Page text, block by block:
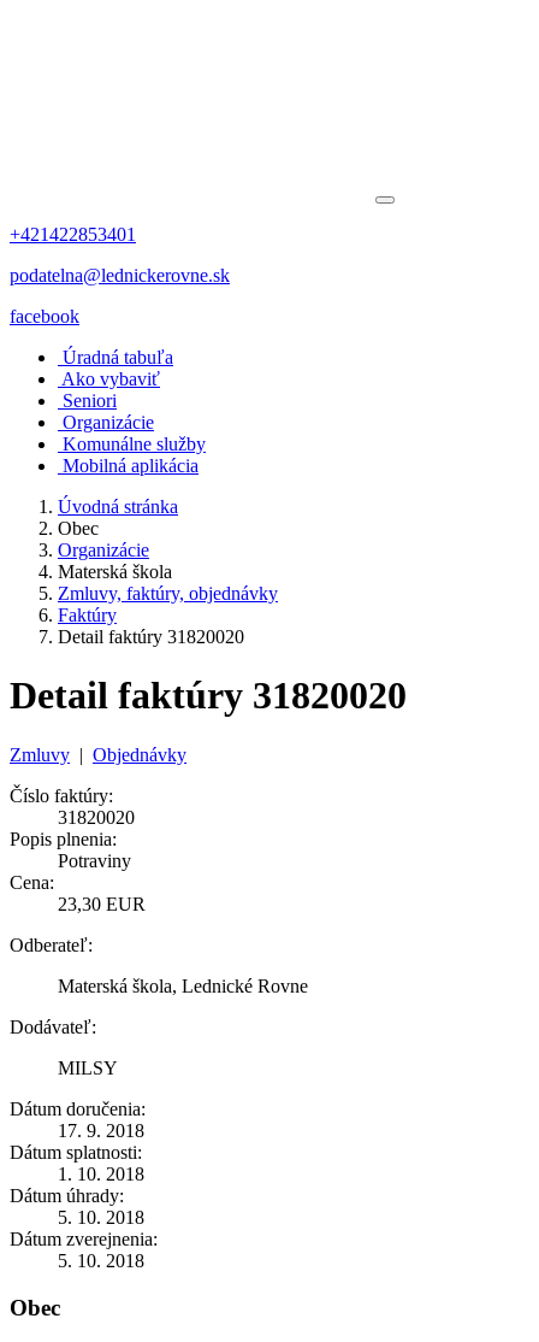
+421422853401
podatelna@lednickerovne.sk
facebook
Úradná tabuľa
Ako vybaviť
Seniori
Organizácie
Komunálne služby
Mobilná aplikácia
Úvodná stránka
Obec
Organizácie
Materská škola
Zmluvy, faktúry, objednávky
Faktúry
Detail faktúry 31820020
Detail faktúry 31820020
Zmluvy | Objednávky
Číslo faktúry:
31820020
Popis plnenia:
Potraviny
Cena:
23,30 EUR
Odberateľ:
Materská škola, Lednické Rovne
Dodávateľ:
MILSY
Dátum doručenia:
17. 9. 2018
Dátum splatnosti:
1. 10. 2018
Dátum úhrady:
5. 10. 2018
Dátum zverejnenia:
5. 10. 2018
Obec